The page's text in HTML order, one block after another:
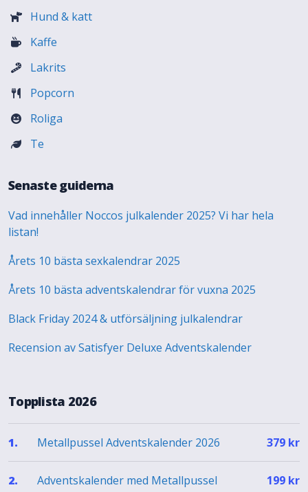
Hund & katt
Kaffe
Lakrits
Popcorn
Roliga
Te
Senaste guiderna
Vad innehåller Noccos julkalender 2025? Vi har hela
listan!
Årets 10 bästa sexkalendrar 2025
Årets 10 bästa adventskalendrar för vuxna 2025
Black Friday 2024 & utförsäljning julkalendrar
Recension av Satisfyer Deluxe Adventskalender
Topplista 2026
1. Metallpussel Adventskalender 2026 379 kr
2. Adventskalender med Metallpussel 199 kr